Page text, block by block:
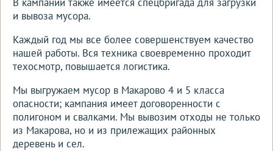
и вывоза мусора.
Каждый год мы все более совершенствуем качество
нашей работы. Вся техника своевременно проходит
техосмотр, повышается логистика.
Мы выгружаем мусор в Макарово 4 и 5 класса
опасности; кампания имеет договоренности с
полигоном и свалками. Мы вывозим отходы не только
из Макарова, но и из прилежащих районных
деревень и сел.